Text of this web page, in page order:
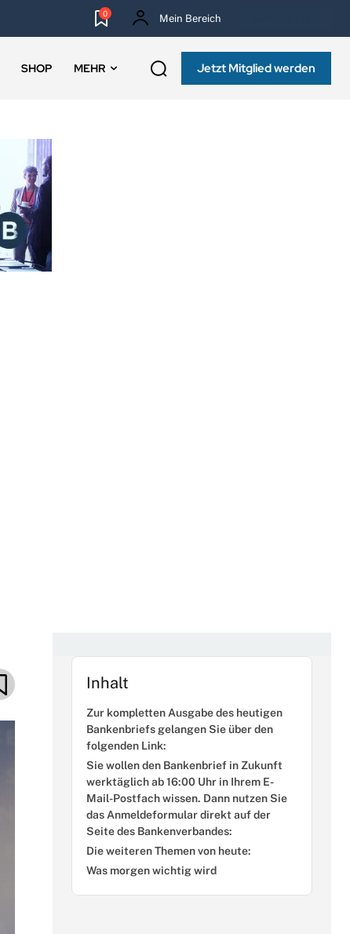
0 Mein Bereich
SHOP MEHR Jetzt Mitglied werden
Inhalt
Zur kompletten Ausgabe des heutigen
Bankenbriefs gelangen Sie über den
folgenden Link:
Sie wollen den Bankenbrief in Zukunft
werktäglich ab 16:00 Uhr in Ihrem E-
Mail-Postfach wissen. Dann nutzen Sie
das Anmeldeformular direkt auf der
Seite des Bankenverbandes:
Die weiteren Themen von heute:
Was morgen wichtig wird